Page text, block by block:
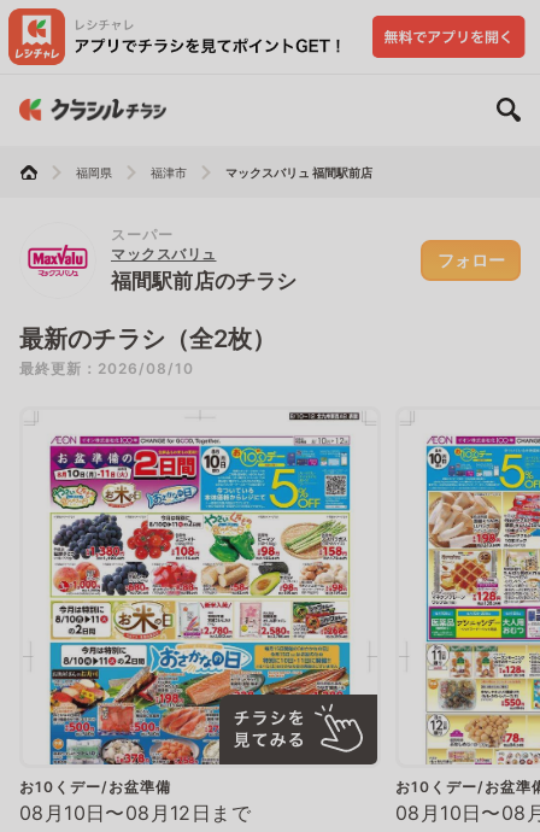
福岡県 福津市 マックスバリュ 福間駅前店
スーパー
マックスバリュ
福間駅前店のチラシ
フォロー
最新のチラシ（全2枚）
最終更新：2026/08/10
お10くデー/お盆準備
08月10日〜08月12日まで
お10くデー/お盆準
08月10日〜08